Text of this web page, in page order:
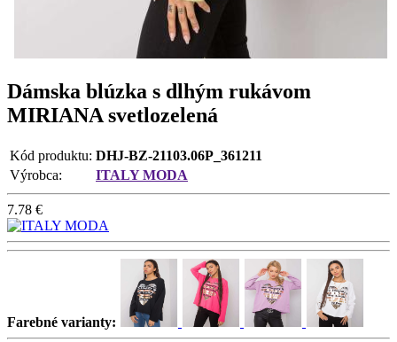
Dámska blúzka s dlhým rukávom
MIRIANA svetlozelená
Kód produktu: DHJ-BZ-21103.06P_361211
Výrobca:
ITALY MODA
7.78 €
Farebné varianty: